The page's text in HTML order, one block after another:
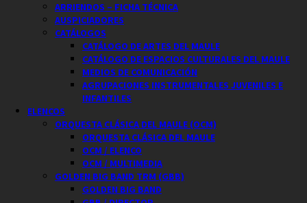
ARRIENDOS – FICHA TÉCNICA
AUSPICIADORES
CATÁLOGOS
CATÁLOGO DE ARTES DEL MAULE
CATÁLOGO DE ESPACIOS CULTURALES DEL MAULE
MEDIOS DE COMUNICACIÓN
AGRUPACIONES INSTRUMENTALES JUVENILES E
INFANTILES
ELENCOS
ORQUESTA CLÁSICA DEL MAULE (OCM)
ORQUESTA CLÁSICA DEL MAULE
OCM / ELENCO
OCM / MULTIMEDIA
GOLDEN BIG BAND TRM (GBB)
GOLDEN BIG BAND